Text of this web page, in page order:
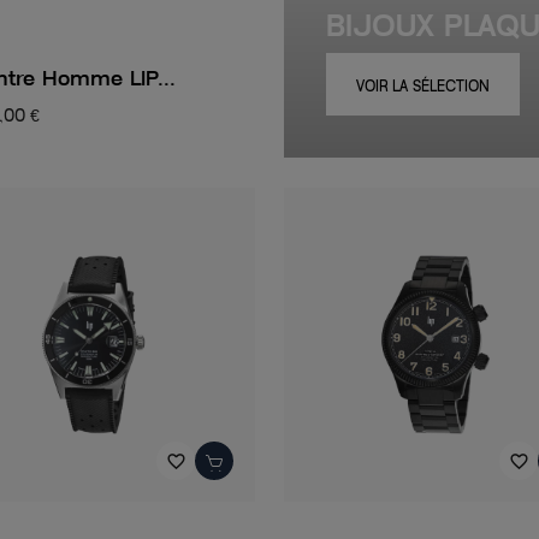
Homme LIP...
€
BIJOUX
VOIR LA SÉLECTION
favorite_border favorite_border